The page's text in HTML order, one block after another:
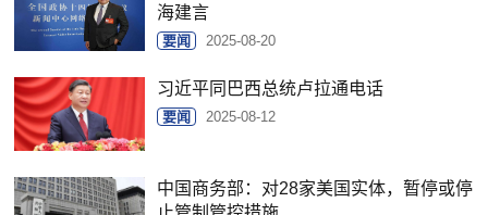
海建言
要闻 2025-08-20
习近平同巴西总统卢拉通电话
要闻 2025-08-12
中国商务部：对28家美国实体，暂停或停